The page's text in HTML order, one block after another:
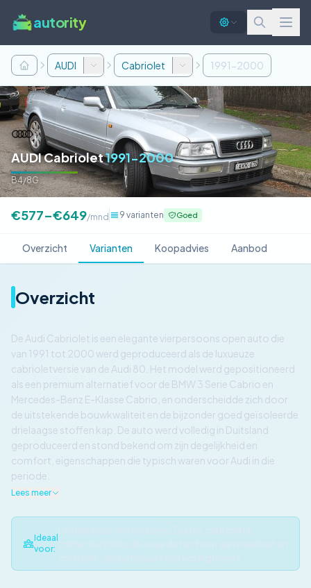
autority
AUDI Cabriolet 1991-2000
AUDI Cabriolet1991-2000
B4/8G
€577–€649/mnd 9 varianten Goed
Overzicht Varianten Koopadvies Aanbod
Overzicht
De Audi Cabriolet is een elegante vierpersoons open auto die
van 1991 tot 2000 werd geproduceerd als de luxueuze
cabrioletversie van de Audi 80. Het model werd gepositioneerd
als een premium alternatief voor de BMW 3 Serie Cabrio en
Mercedes-Benz E-Klasse Cabrio, en onderscheidde zich door
de uitstekende bouwkwaliteit en de bijzonder goed geïsoleerde
drielaagse stoffen kap. De auto werd volledig in Duitsland
geproduceerd en stond bekend om zijn degelijkheid en
comfort, eigenschappen die typisch waren voor Audi in die
periode.
Lees meer
Ideaal
voor: